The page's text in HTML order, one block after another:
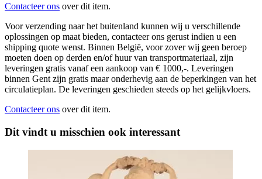
Contacteer ons over dit item.
Voor verzending naar het buitenland kunnen wij u verschillende
oplossingen op maat bieden, contacteer ons gerust indien u een
shipping quote wenst. Binnen België, voor zover wij geen beroep
moeten doen op derden en/of huur van transportmateriaal, zijn
leveringen gratis vanaf een aankoop van € 1000,-. Leveringen
binnen Gent zijn gratis maar onderhevig aan de beperkingen van het
circulatieplan. De leveringen geschieden steeds op het gelijkvloers.
Contacteer ons over dit item.
Dit vindt u misschien ook interessant